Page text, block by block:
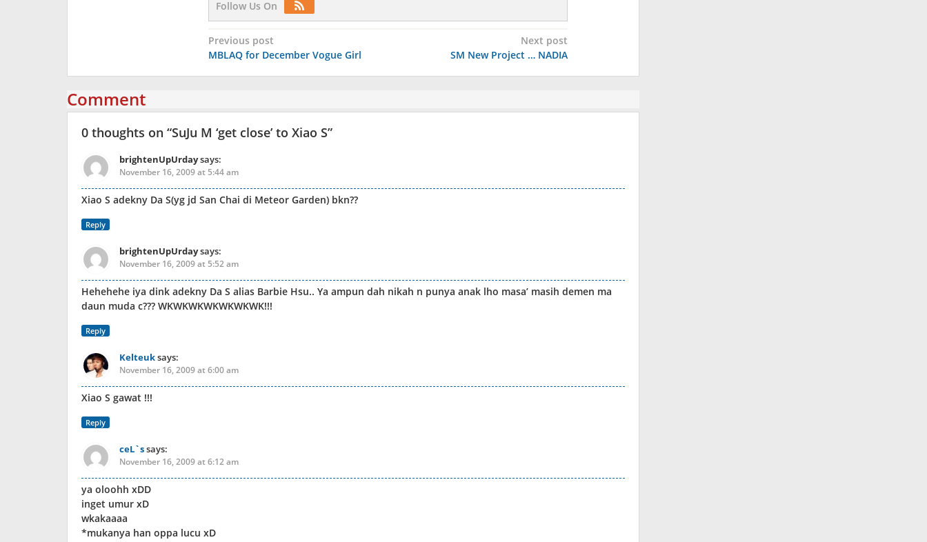
Follow Us On
Post
navigation
Previous post
MBLAQ for December Vogue Girl
Next post
SM New Project … NADIA
Comment
0 thoughts on “SuJu M ‘get close’ to Xiao S”
brightenUpUrdaysays:
November 16, 2009 at 5:44 am
Xiao S adekny Da S(yg jd San Chai di Meteor Garden) bkn??
Reply
brightenUpUrdaysays:
November 16, 2009 at 5:52 am
Hehehehe iya dink adekny Da S alias Barbie Hsu.. Ya ampun dah nikah n punya anak lho masa’ masih demen ma
daun muda c??? WKWKWKWKWKWKWK!!!
Reply
Kelteuksays:
November 16, 2009 at 6:00 am
Xiao S gawat !!!
Reply
ceL`ssays:
November 16, 2009 at 6:12 am
ya oloohh xDD
inget umur xD
wkakaaaa
*mukanya han oppa lucu xD